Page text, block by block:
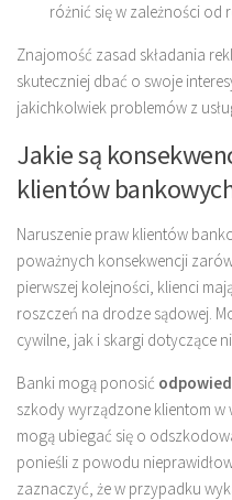
różnić się w zależności od
Znajomość zasad składania
skuteczniej dbać o swoje
jakichkolwiek problemów z
Jakie są
klientów
Naruszenie praw klientów
poważnych konsekwencji
pierwszej kolejności, klienci
roszczeń na drodze sądowej.
cywilne, jak i skargi dotyczące
Banki mogą ponosić
szkody wyrządzone klientom w
mogą ubiegać się o
ponieśli z powodu
zaznaczyć, że w przypadku